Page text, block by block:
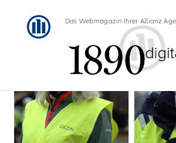
Das Webmagazin Ihrer Allianz